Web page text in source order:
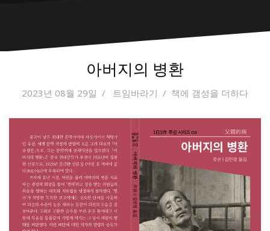
아버지의 병환
2023년 08월 29일 트임바라기 책에 갬성을 더하다